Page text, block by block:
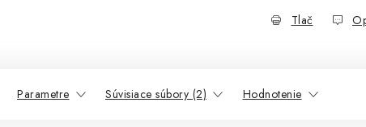
Tlač
Parametre Súvisiace súbory (2) Hodnotenie